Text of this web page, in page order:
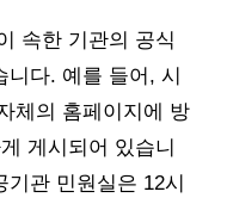
속한 기관의 공식
다. 예를 들어, 시
체의 홈페이지에 방
게시되어 있습니
관 민원실은 12시